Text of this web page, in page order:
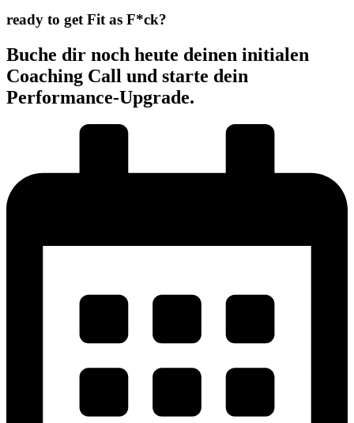
ready to get Fit as F*ck?
Buche dir noch heute deinen initialen
Coaching Call und starte dein
Performance-Upgrade.